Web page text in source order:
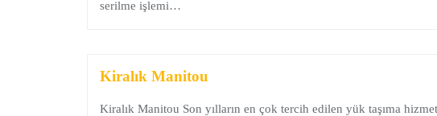
serilme işlemi…
Kiralık Manitou
Kiralık Manitou Son yılların en çok tercih edilen yük taşıma